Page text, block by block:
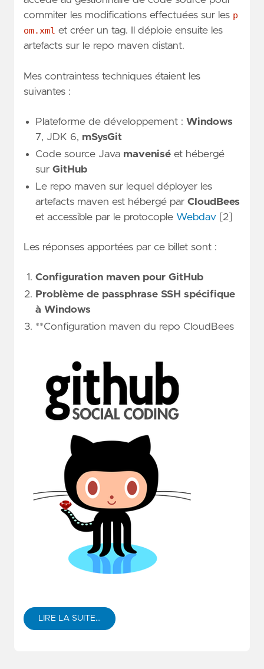
commiter les modifications effectuées sur les p
om.xml et créer un tag. Il déploie ensuite les
artefacts sur le repo maven distant.
Mes contraintess techniques étaient les
suivantes :
Plateforme de développement : Windows
7, JDK 6, mSysGit
Code source Java mavenisé et hébergé
sur GitHub
Le repo maven sur lequel déployer les
artefacts maven est hébergé par CloudBees
et accessible par le protocople Webdav [2]
Les réponses apportées par ce billet sont :
Configuration maven pour GitHub
Problème de passphrase SSH spécifique
à Windows
**Configuration maven du repo CloudBees
LIRE LA SUITE…